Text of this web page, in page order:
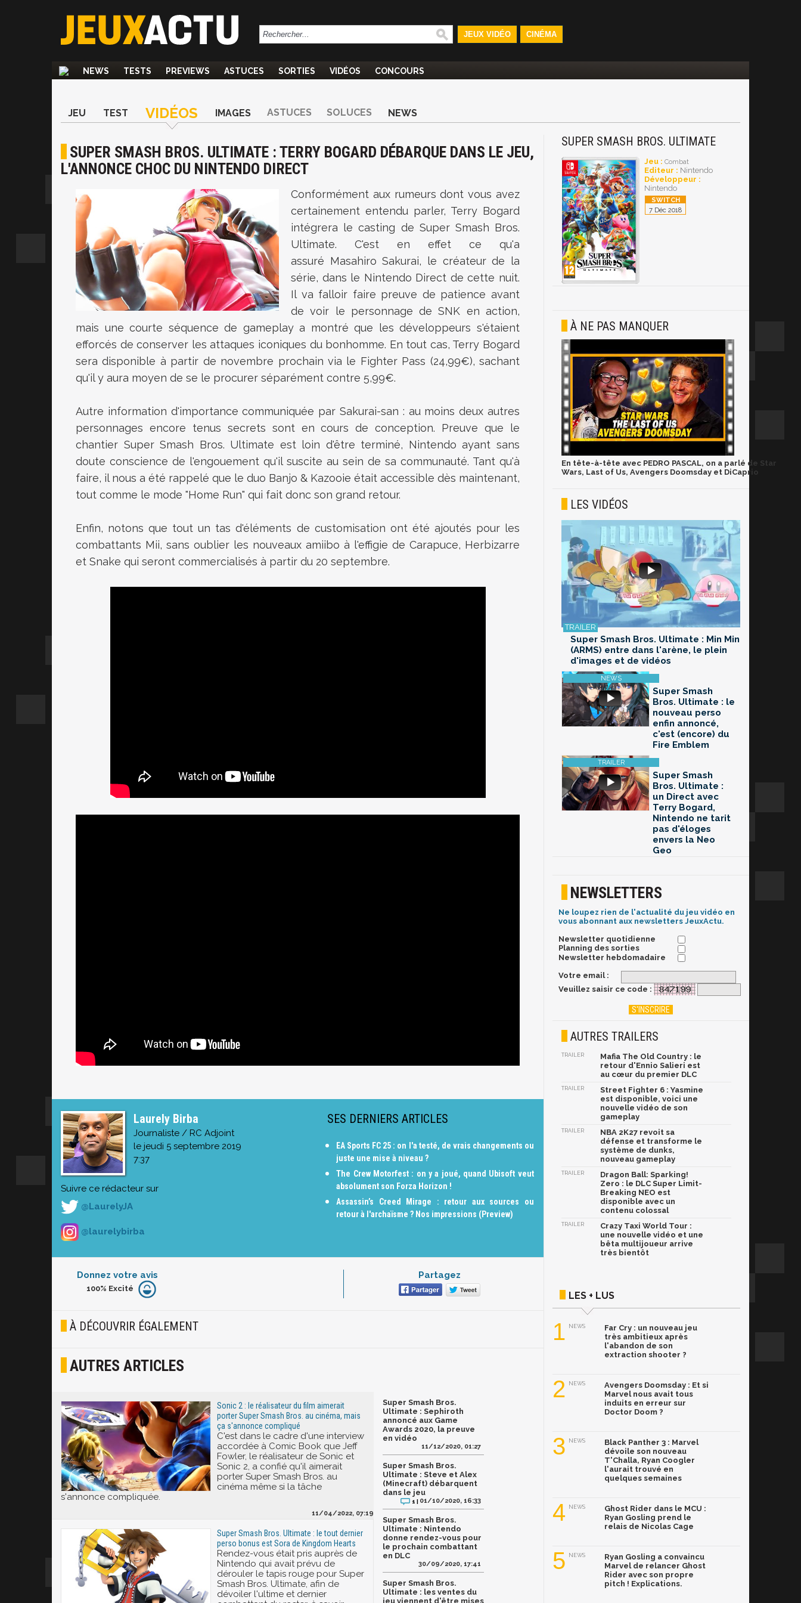
JEUX VIDÉO CINÉMA
NEWS TESTS PREVIEWS ASTUCES SORTIES VIDÉOS CONCOURS
JEU TEST VIDÉOS IMAGES ASTUCES SOLUCES NEWS
SUPER SMASH BROS. ULTIMATE : TERRY BOGARD DÉBARQUE DANS LE JEU,
L'ANNONCE CHOC DU NINTENDO DIRECT
Conformément aux rumeurs dont vous avez
certainement entendu parler, Terry Bogard
intégrera le casting de Super Smash Bros.
Ultimate. C'est en effet ce qu'a
assuré Masahiro Sakurai, le créateur de la
série, dans le Nintendo Direct de cette nuit.
Il va falloir faire preuve de patience avant
de voir le personnage de SNK en action,
mais une courte séquence de gameplay a montré que les développeurs s'étaient
efforcés de conserver les attaques iconiques du bonhomme. En tout cas, Terry Bogard
sera disponible à partir de novembre prochain via le Fighter Pass (24,99€), sachant
qu'il y aura moyen de se le procurer séparément contre 5,99€.
Autre information d'importance communiquée par Sakurai-san : au moins deux autres
personnages encore tenus secrets sont en cours de conception. Preuve que le
chantier Super Smash Bros. Ultimate est loin d'être terminé, Nintendo ayant sans
doute conscience de l'engouement qu'il suscite au sein de sa communauté. Tant qu'à
faire, il nous a été rappelé que le duo Banjo & Kazooie était accessible dès maintenant,
tout comme le mode "Home Run" qui fait donc son grand retour.
Enfin, notons que tout un tas d'éléments de customisation ont été ajoutés pour les
combattants Mii, sans oublier les nouveaux amiibo à l'effigie de Carapuce, Herbizarre
et Snake qui seront commercialisés à partir du 20 septembre.
Laurely Birba
Journaliste / RC Adjoint
le jeudi 5 septembre 2019
7:37
Suivre ce rédacteur sur
@LaurelyJA
@laurelybirba
SES DERNIERS ARTICLES
EA Sports FC 25 : on l'a testé, de vrais changements ou
juste une mise à niveau ?
The Crew Motorfest : on y a joué, quand Ubisoft veut
absolument son Forza Horizon !
Assassin’s Creed Mirage : retour aux sources ou
retour à l'archaïsme ? Nos impressions (Preview)
Donnez votre avis
Furieux
Joyeux
100% Excité
Partagez
À DÉCOUVRIR ÉGALEMENT
AUTRES ARTICLES
Sonic 2 : le réalisateur du film aimerait
porter Super Smash Bros. au cinéma, mais
ça s'annonce compliqué
C'est dans le cadre d'une interview
accordée à Comic Book que Jeff
Fowler, le réalisateur de Sonic et
Sonic 2, a confié qu'il aimerait
porter Super Smash Bros. au
cinéma même si la tâche
s'annonce compliquée.
11/04/2022, 07:19
Super Smash Bros. Ultimate : le tout dernier
perso bonus est Sora de Kingdom Hearts
Rendez-vous était pris auprès de
Nintendo qui avait prévu de
dérouler le tapis rouge pour Super
Smash Bros. Ultimate, afin de
dévoiler l'ultime et dernier
Super Smash Bros.
Ultimate : Sephiroth
annoncé aux Game
Awards 2020, la preuve
en vidéo
11/12/2020, 01:27
Super Smash Bros.
Ultimate : Steve et Alex
(Minecraft) débarquent
dans le jeu
1 | 01/10/2020, 16:33
Super Smash Bros.
Ultimate : Nintendo
donne rendez-vous pour
le prochain combattant
en DLC
30/09/2020, 17:41
Super Smash Bros.
Ultimate : les ventes du
jeu viennent d'être mises
SUPER SMASH BROS. ULTIMATE
Jeu : Combat
Editeur : Nintendo
Développeur :
Nintendo
7 Déc 2018
À NE PAS MANQUER
En tête-à-tête avec PEDRO PASCAL, on a parlé de Star
Wars, Last of Us, Avengers Doomsday et DiCaprio
LES VIDÉOS
Super Smash Bros. Ultimate : Min Min
(ARMS) entre dans l'arène, le plein
d'images et de vidéos
Super Smash
Bros. Ultimate : le
nouveau perso
enfin annoncé,
c'est (encore) du
Fire Emblem
Super Smash
Bros. Ultimate :
un Direct avec
Terry Bogard,
Nintendo ne tarit
pas d'éloges
envers la Neo
Geo
NEWSLETTERS
Ne loupez rien de l'actualité du jeu vidéo en
vous abonnant aux newsletters JeuxActu.
Newsletter quotidienne
Planning des sorties
Newsletter hebdomadaire
Votre email :
Veuillez saisir ce code :
AUTRES TRAILERS
TRAILER
Mafia The Old Country : le
retour d'Ennio Salieri est
au cœur du premier DLC
TRAILER
Street Fighter 6 : Yasmine
est disponible, voici une
nouvelle vidéo de son
gameplay
TRAILER
NBA 2K27 revoit sa
défense et transforme le
système de dunks,
nouveau gameplay
TRAILER
Dragon Ball: Sparking!
Zero : le DLC Super Limit-
Breaking NEO est
disponible avec un
contenu colossal
TRAILER
Crazy Taxi World Tour :
une nouvelle vidéo et une
bêta multijoueur arrive
très bientôt
LES + LUS
1 NEWS
Far Cry : un nouveau jeu
très ambitieux après
l'abandon de son
extraction shooter ?
2 NEWS
Avengers Doomsday : Et si
Marvel nous avait tous
induits en erreur sur
Doctor Doom ?
3 NEWS
Black Panther 3 : Marvel
dévoile son nouveau
T'Challa, Ryan Coogler
l'aurait trouvé en
quelques semaines
4 NEWS
Ghost Rider dans le MCU :
Ryan Gosling prend le
relais de Nicolas Cage
5 NEWS
Ryan Gosling a convaincu
Marvel de relancer Ghost
Rider avec son propre
pitch ! Explications.